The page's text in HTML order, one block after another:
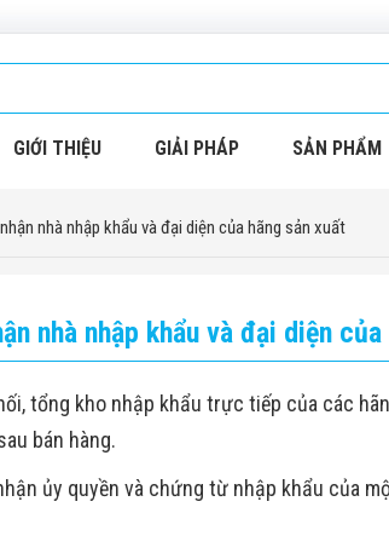
GIỚI THIỆU GIẢI PHÁP SẢN PHẨM
nhà nhập khẩu và đại diện của hãng sản xuất
nhà nhập khẩu và đại diện
tổng kho nhập khẩu trực tiếp của các
bán hàng.
ủy quyền và chứng từ nhập khẩu của